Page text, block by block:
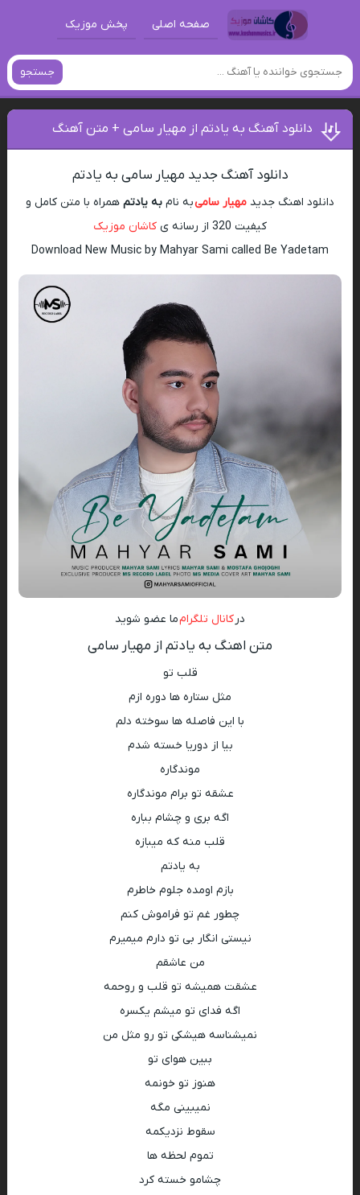
صفحه اصلی پخش موزیک
جستجو
دانلود آهنگ به یادتم از مهیار سامی + متن آهنگ
دانلود آهنگ جدید مهیار سامی به یادتم
دانلود اهنگ جدید مهیار سامیبه نام به یادتم همراه با متن کامل و
کیفیت 320 از رسانه ی
کاشان موزیک
Download New Music by Mahyar Sami called Be Yadetam
در کانال تلگرامما عضو شوید
متن اهنگ به یادتم از مهیار سامی
قلب تو
مثل ستاره ها دوره ازم
با این فاصله ها سوخته دلم
بیا از دوریا خسته شدم
موندگاره
عشقه تو برام موندگاره
اگه بری و چشام بباره
قلب منه که میبازه
به یادتم
بازم اومده جلوم خاطرم
چطور غم تو فراموش کنم
نیستی انگار بی تو دارم میمیرم
من عاشقم
عشقت همیشه تو قلب و روحمه
اگه فدای تو میشم یکسره
نمیشناسه هیشکی تو رو مثل من
ببین هوای تو
هنوز تو خونمه
نمیبینی مگه
سقوط نزدیکمه
تموم لحظه ها
چشامو خسته کرد